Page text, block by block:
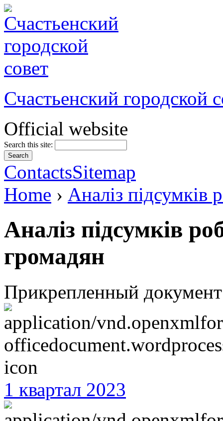
Счастьенский городской
Official website
Search this site:
ContactsSitemap
Home › Аналіз підсумків
Аналіз підсумків
громадян
Прикрепленный
1 квартал 2023